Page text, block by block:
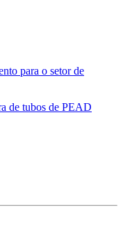
para o setor de
de tubos de PEAD